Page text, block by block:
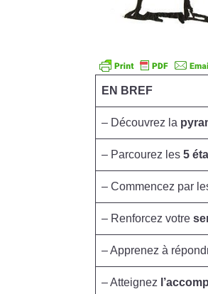
EN BREF
– Découvrez la
– Parcourez les5
– Commencez par
– Renforcez votre
– Apprenez à
– Atteignez